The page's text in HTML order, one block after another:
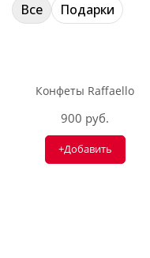
Все Подарки
Конфеты Raffaello
900 руб.
+Добавить